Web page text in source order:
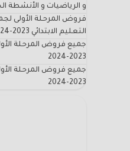
و الرياضيات و الأنشطة
فروض المرحلة الأولى
التعليم الابتدائي 2023-2024
جميع فروض المرحلة
2023-2024
جميع فروض المرحلة
2023-2024